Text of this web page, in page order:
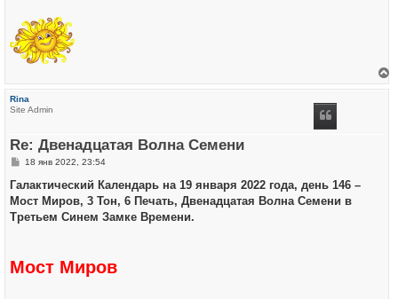
Rina
Site Admin
Re: Двенадцатая Волна Семени
С
о
щ
е
18 янв 2022, 23:54
Галактический Календарь на 19 января 2022 года, день 146 –
Мост Миров, 3 Тон, 6 Печать, Двенадцатая Волна Семени в
Третьем Синем Замке Времени.
Мост Миров